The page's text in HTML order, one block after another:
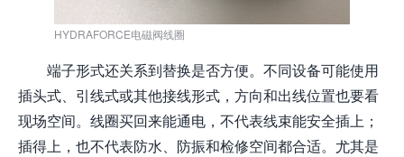
HYDRAFORCE电磁阀线圈
端子形式还关系到替换是否方便。不同设备可能使用
插头式、引线式或其他接线形式，方向和出线位置也要看
现场空间。线圈买回来能通电，不代表线束能安全插上；
插得上，也不代表防水、防振和检修空间都合适。尤其是